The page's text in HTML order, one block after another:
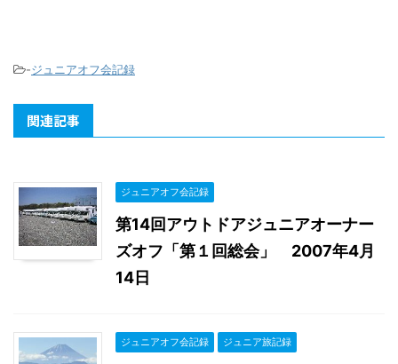
-ジュニアオフ会記録
関連記事
ジュニアオフ会記録
第14回アウトドアジュニアオーナー
ズオフ「第１回総会」 2007年4月
14日
ジュニアオフ会記録 ジュニア旅記録